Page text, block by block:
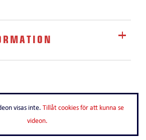
visas inte. Tillåt cookies för att kunna se
videon.